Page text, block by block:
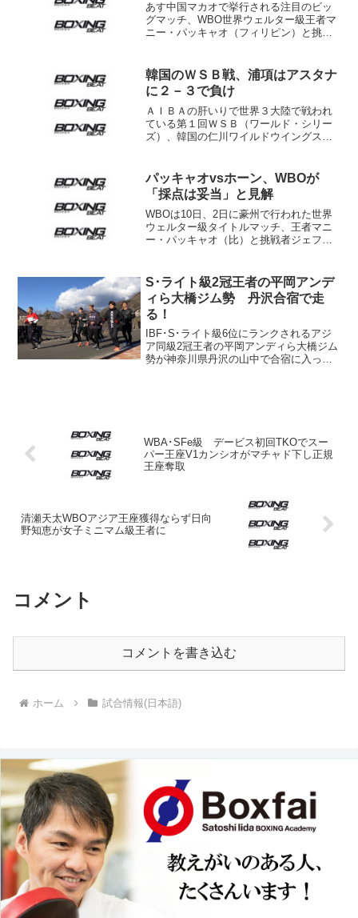
あす中国マカオで挙行される注目のビッ
グマッチ、WBO世界ウェルター級王者マ
ニー・パッキャオ（フィリピン）と挑戦
日、現地で行われた計量に臨んだ。パッ
キャオは143.8ポ...
韓国のＷＳＢ戦、浦項はアスタナ
に２－３で負け
ＡＩＢＡの肝いりで世界３大陸で戦われ
ている第１回ＷＳＢ（ワールド・シリー
ズ）、韓国の仁川ワイルドウイングス改
スタナ・アーランズ（カザフスタン）を
迎えたが、２－３で敗れ...
パッキャオvsホーン、WBOが
「採点は妥当」と見解
WBOは10日、2日に豪州で行われた世界
ウェルター級タイトルマッチ、王者マニ
ー・パッキャオ（比）と挑戦者ジェフ・
題なし」との見解を示した。 検証はフ
ィリピン・ボクシン...
S･ライト級2冠王者の平岡アンデ
ィら大橋ジム勢 丹沢合宿で走
る！
IBF･S･ライト級6位にランクされるアジ
ア同級2冠王者の平岡アンディら大橋ジム
勢が神奈川県丹沢の山中で合宿に入って
WBA･SFe級 デービス初回TKOでスー
パー王座V1カンシオがマチャド下し正規
王座奪取
清瀬天太WBOアジア王座獲得ならず日向
野知恵が女子ミニマム級王者に
コメント
コメントを書き込む
ホーム 試合情報(日本語)